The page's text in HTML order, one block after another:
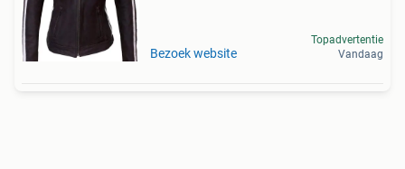
Bezoek website
Topadvertentie
Vandaag